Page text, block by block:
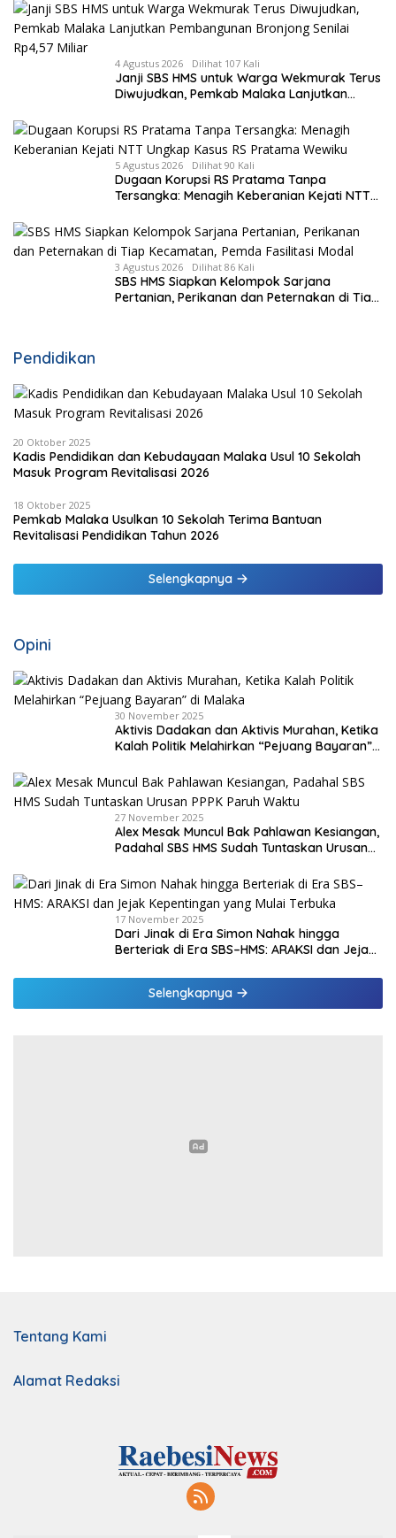
4 Agustus 2026 Dilihat 107 Kali
Janji SBS HMS untuk Warga Wekmurak Terus
Diwujudkan, Pemkab Malaka Lanjutkan
5 Agustus 2026 Dilihat 90 Kali
Dugaan Korupsi RS Pratama Tanpa
Tersangka: Menagih Keberanian Kejati NTT
3 Agustus 2026 Dilihat 86 Kali
SBS HMS Siapkan Kelompok Sarjana
Pertanian, Perikanan dan Peternakan di Tiap
Pendidikan
20 Oktober 2025
Kadis Pendidikan dan Kebudayaan Malaka Usul 10 Sekolah
Masuk Program Revitalisasi 2026
18 Oktober 2025
Pemkab Malaka Usulkan 10 Sekolah Terima Bantuan
Revitalisasi Pendidikan Tahun 2026
Selengkapnya
Opini
30 November 2025
Aktivis Dadakan dan Aktivis Murahan, Ketika
Kalah Politik Melahirkan “Pejuang Bayaran”
27 November 2025
Alex Mesak Muncul Bak Pahlawan Kesiangan,
Padahal SBS HMS Sudah Tuntaskan Urusan
17 November 2025
Dari Jinak di Era Simon Nahak hingga
Berteriak di Era SBS–HMS: ARAKSI dan Jejak
Selengkapnya
Tentang Kami
Alamat Redaksi